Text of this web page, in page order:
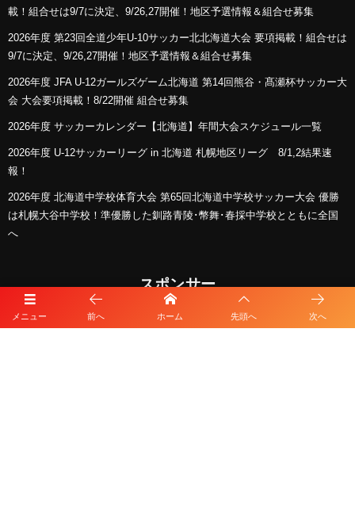
メニュー 前へ ホーム 先頭へ 次へ
載！組合せは9/7に決定、9/26,27開催！地区予選情報＆組合せ募集
2026年度 第23回全道少年U-10サッカー北北海道大会 要項掲載！組合せは
9/7に決定、9/26,27開催！地区予選情報＆組合せ募集
2026年度 JFA U-12ガールズゲーム北海道 第14回熊谷・髙瀬杯サッカー大
会 大会要項掲載！8/22開催 組合せ募集
2026年度 サッカーカレンダー【北海道】年間大会スケジュール一覧
2026年度 U-12サッカーリーグ in 北海道 札幌地区リーグ 8/1,2結果速
報！
2026年度 北海道中学校体育大会 第65回北海道中学校サッカー大会 優勝
は札幌大谷中学校！準優勝した釧路青陵･幣舞･春採中学校とともに全国
へ
スポンサー